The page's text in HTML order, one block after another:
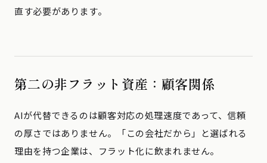
直す必要があります。
第二の非フラット資産：顧客関係
AIが代替できるのは顧客対応の処理速度であって、信頼
の厚さではありません。「この会社だから」と選ばれる
理由を持つ企業は、フラット化に飲まれません。